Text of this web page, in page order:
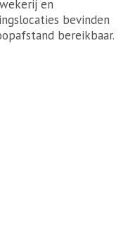
en
bevinden
bereikbaar.